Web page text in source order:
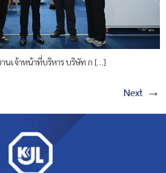
นเจ้าหน้าที่บริหาร บริษัท ก […]
Next →